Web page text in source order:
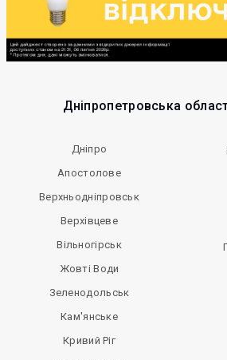
Дніпропетровська
Дніпро
Апостолове
Верхньодніпровськ
Верхівцеве
Вільногірськ
Жовті Води
Зеленодольськ
Кам'янське
Кривий Ріг